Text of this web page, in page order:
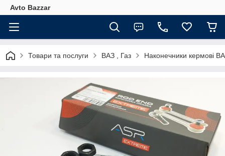
Avto Bazzar
Товари та послуги ВАЗ , Газ Наконечники кермові